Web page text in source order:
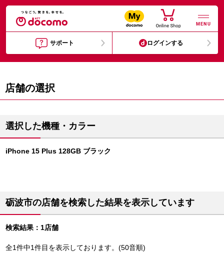
MENU
サポート ログインする
店舗の選択
選択した機種・カラー
iPhone 15 Plus 128GB ブラック
砺波市の店舗を検索した結果を表示しています
検索結果：1店舗
全1件中1件目を表示しております。(50音順)